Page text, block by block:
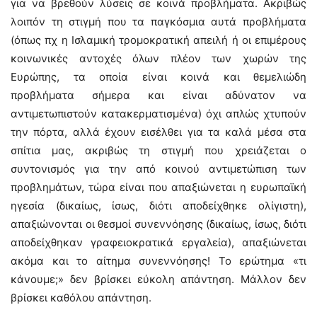
για να βρεθούν λύσεις σε κοινά προβλήματα. Ακριβώς
λοιπόν τη στιγμή που τα παγκόσμια αυτά προβλήματα
(όπως πχ η Ισλαμική τρομοκρατική απειλή ή οι επιμέρους
κοινωνικές αντοχές όλων πλέον των χωρών της
Ευρώπης, τα οποία είναι κοινά και θεμελιώδη
προβλήματα σήμερα και είναι αδύνατον να
αντιμετωπιστούν κατακερματισμένα) όχι απλώς χτυπούν
την πόρτα, αλλά έχουν εισέλθει για τα καλά μέσα στα
σπίτια μας, ακριβώς τη στιγμή που χρειάζεται ο
συντονισμός για την από κοινού αντιμετώπιση των
προβλημάτων, τώρα είναι που απαξιώνεται η ευρωπαϊκή
ηγεσία (δικαίως, ίσως, διότι αποδείχθηκε ολίγιστη),
απαξιώνονται οι θεσμοί συνεννόησης (δικαίως, ίσως, διότι
αποδείχθηκαν γραφειοκρατικά εργαλεία), απαξιώνεται
ακόμα και το αίτημα συνεννόησης! Το ερώτημα «τι
κάνουμε;» δεν βρίσκει εύκολη απάντηση. Μάλλον δεν
βρίσκει καθόλου απάντηση.